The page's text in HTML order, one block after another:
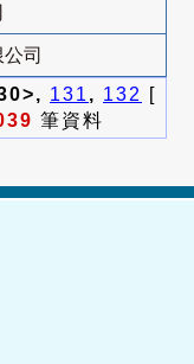
司
131 , 132
[
筆資料